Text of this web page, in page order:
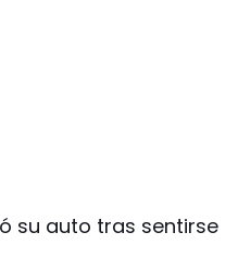
su auto tras sentirse